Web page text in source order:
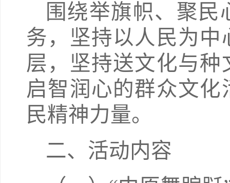
围绕举旗帜、聚
务，坚持以人民为
层，坚持送文化与
启智润心的群众文
民精神力量。
二、活动内容